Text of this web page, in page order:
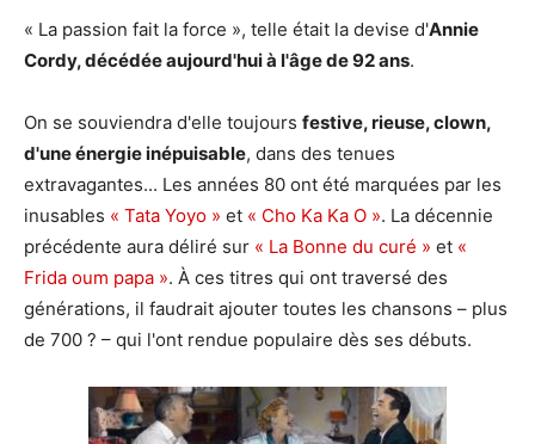
« La passion fait la force », telle était la devise d'Annie
Cordy, décédée aujourd'hui à l'âge de 92 ans.
On se souviendra d'elle toujours festive, rieuse, clown,
d'une énergie inépuisable, dans des tenues
extravagantes... Les années 80 ont été marquées par les
inusables « Tata Yoyo » et « Cho Ka Ka O ». La décennie
précédente aura déliré sur « La Bonne du curé » et «
Frida oum papa ». À ces titres qui ont traversé des
générations, il faudrait ajouter toutes les chansons – plus
de 700 ? – qui l'ont rendue populaire dès ses débuts.